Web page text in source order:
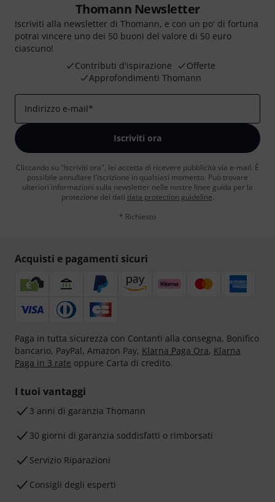
Thomann Newsletter
Iscriviti alla newsletter di Thomann, e con un po' di fortuna
potrai vincere uno dei 50 buoni del valore di 50 euro
ciascuno!
Contributi d'ispirazione
Offerte
Approfondimenti Thomann
Indirizzo e-mail*
Iscriviti ora
Cliccando su "Iscriviti ora", lei accetta di ricevere pubblicità via e-mail. È
possibile annullare l'iscrizione in qualsiasi momento. Può trovare
ulteriori informazioni sulla newsletter nelle nostre linee guida per la
protezione dei dati data protection guideline.
* Richiesto
Acquisti e pagamenti sicuri
Paga in tutta sicurezza con Contanti alla consegna, Bonifico
bancario, PayPal, Amazon Pay, Klarna Paga Ora, Klarna
Paga in 3 rate oppure Carta di credito.
I tuoi vantaggi
3 anni di garanzia Thomann
30 giorni di garanzia soddisfatti o rimborsati
Servizio Riparazioni
Consigli degli esperti